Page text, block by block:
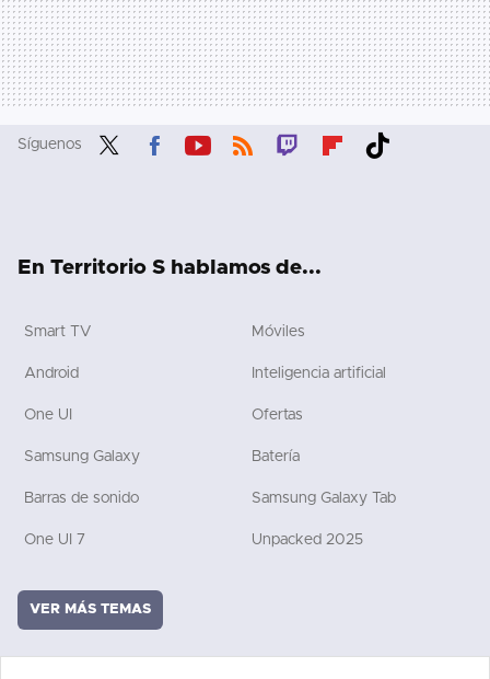
Síguenos
En Territorio S hablamos de...
Smart TV Móviles
Android Inteligencia artificial
One UI Ofertas
Samsung Galaxy Batería
Barras de sonido Samsung Galaxy Tab
One UI 7 Unpacked 2025
VER MÁS TEMAS